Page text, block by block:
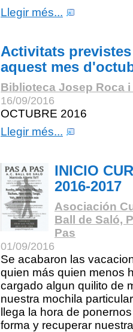
Llegir més...
Activitats
aquest mes
Biblioteca Josep Roca
16/09/2016
OCTUBRE 2016
Llegir més...
INICIO
2016-2017
Asociación
Ball de Saló,
Pas
01/09/2016
Se acabaron las
quien más quien menos
cargado algun quilito de
nuestra mochila
llega la hora de
forma y recuperar